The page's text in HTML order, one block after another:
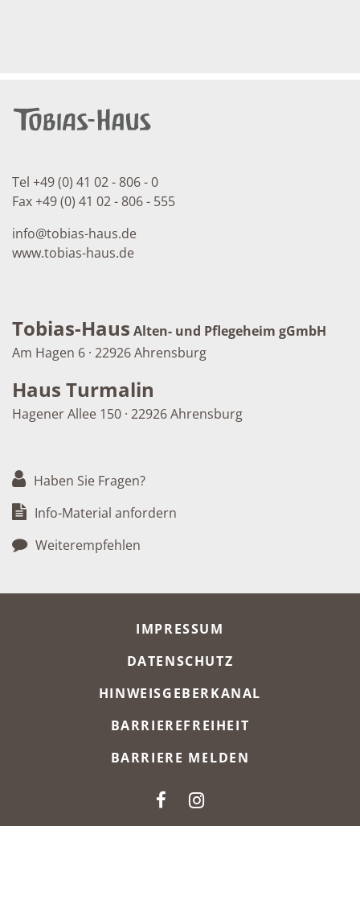
Tel +49 (0) 41 02 - 806 - 0
Fax +49 (0) 41 02 - 806 - 555
info@tobias-haus.de
www.tobias-haus.de
Tobias-Haus Alten- und Pflegeheim gGmbH
Am Hagen 6 · 22926 Ahrensburg
Haus Turmalin
Hagener Allee 150 · 22926 Ahrensburg
Haben Sie Fragen?
Info-Material anfordern
Weiterempfehlen
IMPRESSUM
DATENSCHUTZ
HINWEISGEBERKANAL
BARRIEREFREIHEIT
BARRIERE MELDEN